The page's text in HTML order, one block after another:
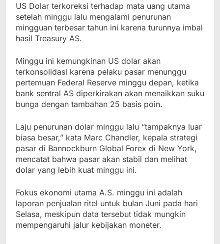
US Dolar terkoreksi terhadap mata uang utama
setelah minggu lalu mengalami penurunan
mingguan terbesar tahun ini karena turunnya imbal
hasil Treasury AS.
Minggu ini kemungkinan US dolar akan
terkonsolidasi karena pelaku pasar menunggu
pertemuan Federal Reserve minggu depan, ketika
bank sentral AS diperkirakan akan menaikkan suku
bunga dengan tambahan 25 basis poin.
Laju penurunan dolar minggu lalu “tampaknya luar
biasa besar,” kata Marc Chandler, kepala strategi
pasar di Bannockburn Global Forex di New York,
mencatat bahwa pasar akan stabil dan melihat
dolar yang lebih kuat minggu ini.
Fokus ekonomi utama A.S. minggu ini adalah
laporan penjualan ritel untuk bulan Juni pada hari
Selasa, meskipun data tersebut tidak mungkin
mempengaruhi jalur kebijakan moneter.